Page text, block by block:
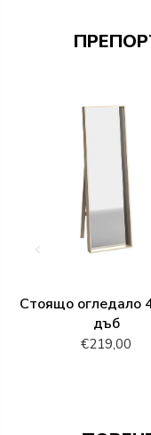
Стоящо огледало
дъб
€219,00